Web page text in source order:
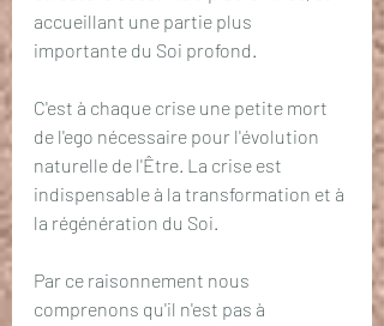
accueillant une partie plus
importante du Soi profond.
C'est à chaque crise une petite mort
de l'ego nécessaire pour l'évolution
naturelle de l'Être. La crise est
indispensable à la transformation et à
la régénération du Soi.
Par ce raisonnement nous
comprenons qu'il n'est pas à